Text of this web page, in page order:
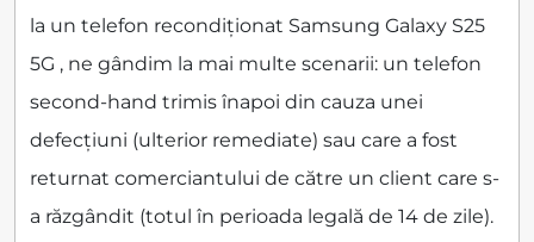
la un telefon recondiționat Samsung Galaxy S25
5G , ne gândim la mai multe scenarii: un telefon
second-hand trimis înapoi din cauza unei
defecțiuni (ulterior remediate) sau care a fost
returnat comerciantului de către un client care s-
a răzgândit (totul în perioada legală de 14 de zile).